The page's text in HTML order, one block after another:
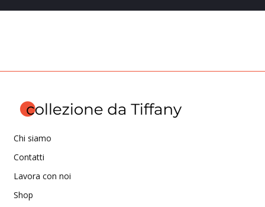
Chi siamo
Contatti
Lavora con noi
Shop